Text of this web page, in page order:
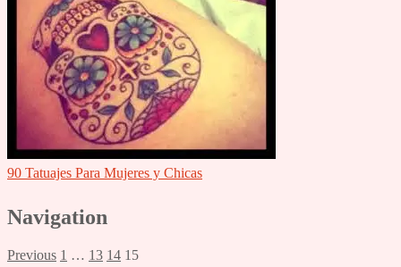
90 Tatuajes Para Mujeres y Chicas
Navigation
Previous 1 … 13 14 15